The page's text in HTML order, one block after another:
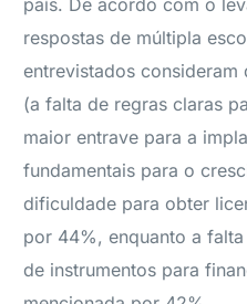
país. De acordo com o
respostas de múltipla
entrevistados consideram
(a falta de regras claras
maior entrave para a
fundamentais para o
dificuldade para obter
por 44%, enquanto a
de instrumentos para